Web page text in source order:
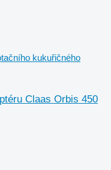
kukuřičného
Claas Orbis 450